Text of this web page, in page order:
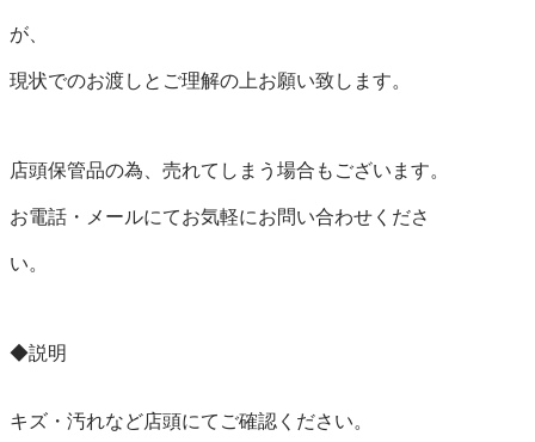
が、
現状でのお渡しとご理解の上お願い致します。
店頭保管品の為、売れてしまう場合もございます。
お電話・メールにてお気軽にお問い合わせくださ
い。
◆説明
キズ・汚れなど店頭にてご確認ください。